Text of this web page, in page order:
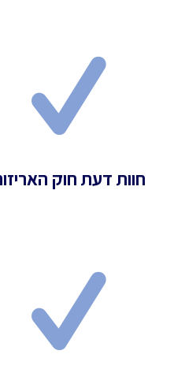
חוות דעת חוק